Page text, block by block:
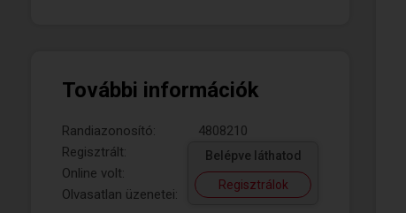
További információk
Randiazonosító:
4808210
Regisztrált:
Online volt:
Olvasatlan üzenetei:
Belépve láthatod
Regisztrálok